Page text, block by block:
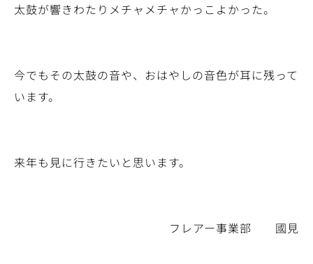
太鼓が響きわたりメチャメチャかっこよかった。
今でもその太鼓の音や、おはやしの音色が耳に残って
います。
来年も見に行きたいと思います。
フレアー事業部 國見